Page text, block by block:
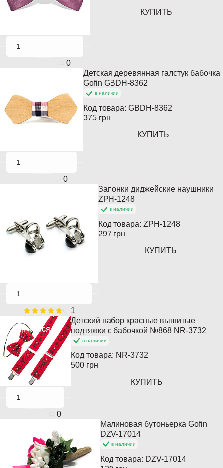
0
КУПИТЬ
0
Детская деревянная галстук бабочка
Gofin GBDH-8362
в наличии
Код товара:GBDH-8362
375 грн
КУПИТЬ
1
Запонки диджейские наушники
ZPH-1248
в наличии
Код товара:ZPH-1248
297 грн
КУПИТЬ
Кончается
0
Детский набор красные вышитые
подтяжки с бабочкой №868 NR-3732
в наличии
Код товара: NR-3732
500 грн
КУПИТЬ
Малиновая бутоньерка Gofin
DZV-17014
в наличии
Код товара: DZV-17014